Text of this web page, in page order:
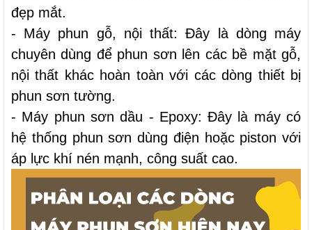
đẹp mắt.
- Máy phun gỗ, nội thất: Đây là dòng máy
chuyên dùng để phun sơn lên các bề mặt gỗ,
nội thất khác hoàn toàn với các dòng thiết bị
phun sơn tường.
- Máy phun sơn dầu - Epoxy: Đây là máy có
hệ thống phun sơn dùng điện hoặc piston với
áp lực khí nén mạnh, công suất cao.